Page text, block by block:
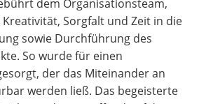
dem Organisationsteam,
Sorgfalt und Zeit in die
sowie Durchführung des
So wurde für einen
der das Miteinander an
werden ließ. Das begeisterte